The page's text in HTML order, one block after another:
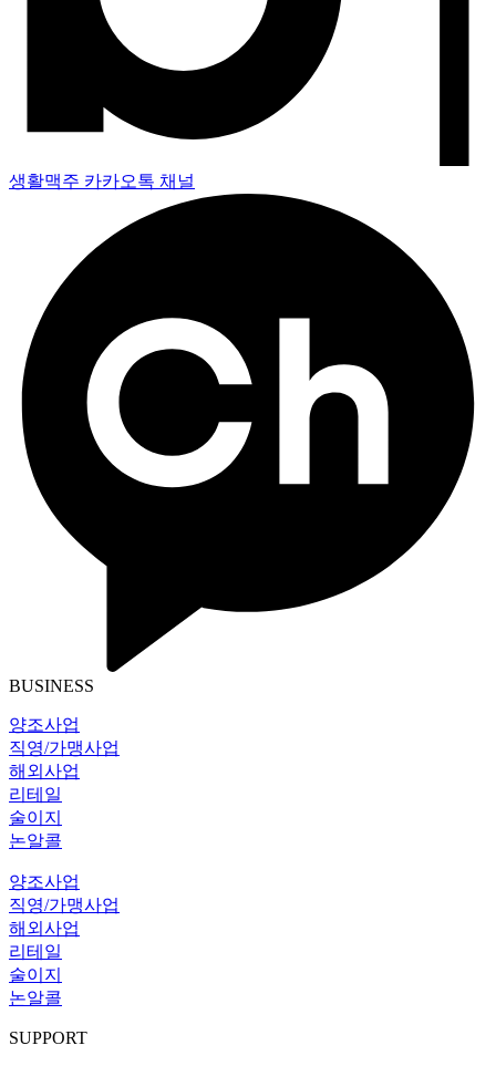
생활맥주 카카오톡 채널
BUSINESS
양조사업
직영/가맹사업
해외사업
리테일
술이지
논알콜
양조사업
직영/가맹사업
해외사업
리테일
술이지
논알콜
SUPPORT